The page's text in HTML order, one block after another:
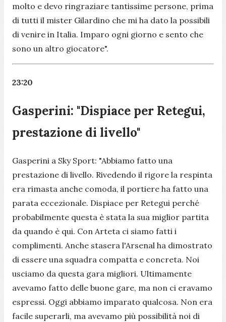
molto e devo ringraziare tantissime persone, prima
di tutti il mister Gilardino che mi ha dato la possibili
di venire in Italia. Imparo ogni giorno e sento che
sono un altro giocatore".
23:20
Gasperini: "Dispiace per Retegui,
prestazione di livello"
Gasperini a Sky Sport: "Abbiamo fatto una
prestazione di livello. Rivedendo il rigore la respinta
era rimasta anche comoda, il portiere ha fatto una
parata eccezionale. Dispiace per Retegui perché
probabilmente questa è stata la sua miglior partita
da quando è qui. Con Arteta ci siamo fatti i
complimenti. Anche stasera l'Arsenal ha dimostrato
di essere una squadra compatta e concreta. Noi
usciamo da questa gara migliori. Ultimamente
avevamo fatto delle buone gare, ma non ci eravamo
espressi. Oggi abbiamo imparato qualcosa. Non era
facile superarli, ma avevamo più possibilità noi di